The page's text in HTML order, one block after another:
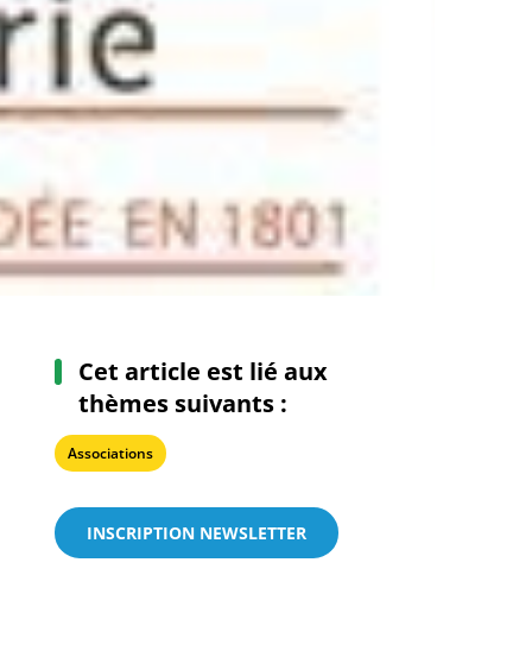
Cet article est lié aux
thèmes suivants :
Associations
INSCRIPTION NEWSLETTER